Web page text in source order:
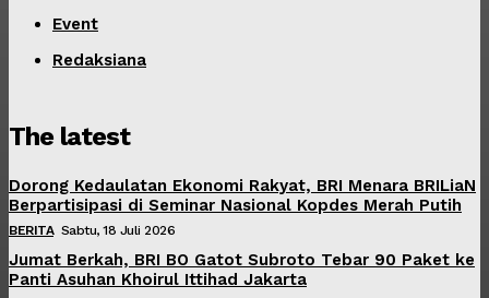
Event
Redaksiana
The latest
Dorong Kedaulatan Ekonomi Rakyat, BRI Menara BRILiaN
Berpartisipasi di Seminar Nasional Kopdes Merah Putih
BERITA Sabtu, 18 Juli 2026
Jumat Berkah, BRI BO Gatot Subroto Tebar 90 Paket ke
Panti Asuhan Khoirul Ittihad Jakarta